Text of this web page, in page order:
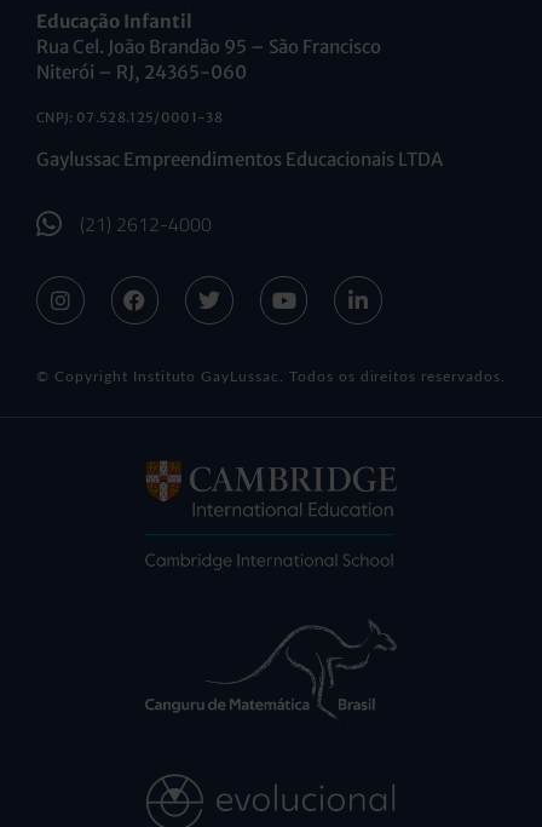
Educação Infantil
Rua Cel. João Brandão 95 – São Francisco
Niterói – RJ, 24365-060
CNPJ: 07.528.125/0001-38
Gaylussac Empreendimentos Educacionais LTDA
(21) 2612-4000
© Copyright Instituto GayLussac. Todos os direitos reservados.